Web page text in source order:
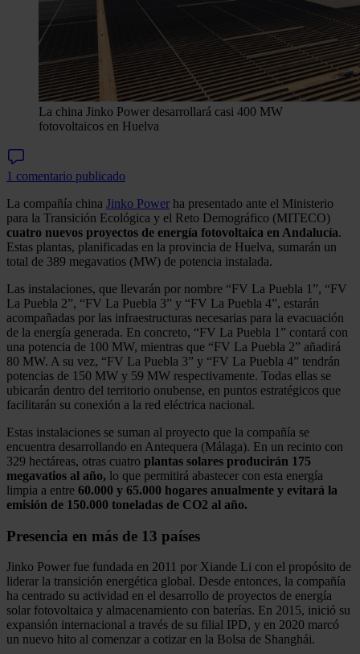
La china Jinko Power desarrollará casi 400 MW
fotovoltaicos en Huelva
1 comentario publicado
La compañía china Jinko Power ha presentado ante el Ministerio
para la Transición Ecológica y el Reto Demográfico (MITECO)
cuatro nuevos proyectos de energía fotovoltaica en Andalucía.
Estas plantas, planificadas en la provincia de Huelva, sumarán un
total de 389 megavatios (MW) de potencia instalada.
Las instalaciones, que llevarán por nombre “FV La Puebla 1”, “FV
La Puebla 2”, “FV La Puebla 3” y “FV La Puebla 4”, estarán
acompañadas por las infraestructuras necesarias para la evacuación
de la energía generada. En concreto, “FV La Puebla 1” contará con
una potencia de 100 MW, mientras que “FV La Puebla 2” añadirá
80 MW. A su vez, “FV La Puebla 3” y “FV La Puebla 4” tendrán
potencias de 150 MW y 59 MW respectivamente. Todas ellas se
ubicarán dentro del territorio onubense, en puntos estratégicos que
facilitarán su conexión a la red eléctrica nacional.
Estas instalaciones se suman al proyecto que la compañía se
encuentra desarrollando en Antequera (Málaga). En un recinto con
329 hectáreas, otras cuatro plantas solares producirán 175
megavatios al año, lo que permitirá abastecer con esta energía
limpia a entre 60.000 y 65.000 hogares anualmente y evitará la
emisión de 150.000 toneladas de CO2 al año.
Presencia en más de 13 países
Jinko Power fue fundada en 2011 por Xiande Li con el propósito de
liderar la transición energética global. Desde entonces, la compañía
ha centrado su actividad en el desarrollo de proyectos de energía
solar fotovoltaica y almacenamiento con baterías. En 2015, inició su
expansión internacional a través de su filial IPD, y en 2020 marcó
un nuevo hito al comenzar a cotizar en la Bolsa de Shanghái.